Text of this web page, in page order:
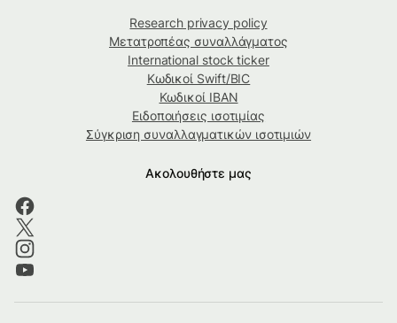
Research privacy policy
Μετατροπέας συναλλάγματος
International stock ticker
Κωδικοί Swift/BIC
Κωδικοί IBAN
Ειδοποιήσεις ισοτιμίας
Σύγκριση συναλλαγματικών ισοτιμιών
Ακολουθήστε μας